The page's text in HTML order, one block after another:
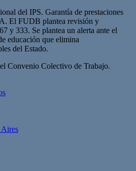
del IPS. Garantía de prestaciones
El FUDB plantea revisión y
y 333. Se plantea un alerta ante el
educación que elimina
del Estado.
Convenio Colectivo de Trabajo.
Aires